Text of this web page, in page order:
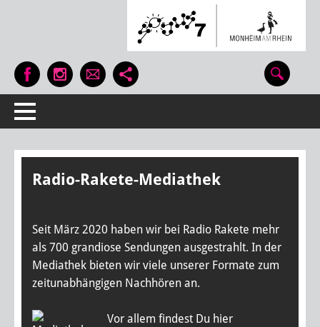
Radio-Rakete-Mediathek
Seit März 2020 haben wir bei Radio Rakete mehr
als 700 grandiose Sendungen ausgestrahlt. In der
Mediathek bieten wir viele unserer Formate zum
zeitunabhängigen Nachhören an.
Vor allem findest Du hier